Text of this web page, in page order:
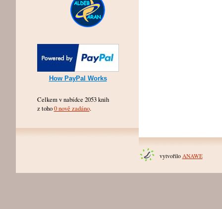
How PayPal Works
Celkem v nabídce 2053 knih
z toho0 nově zadáno.
vytvořilo ANAWE